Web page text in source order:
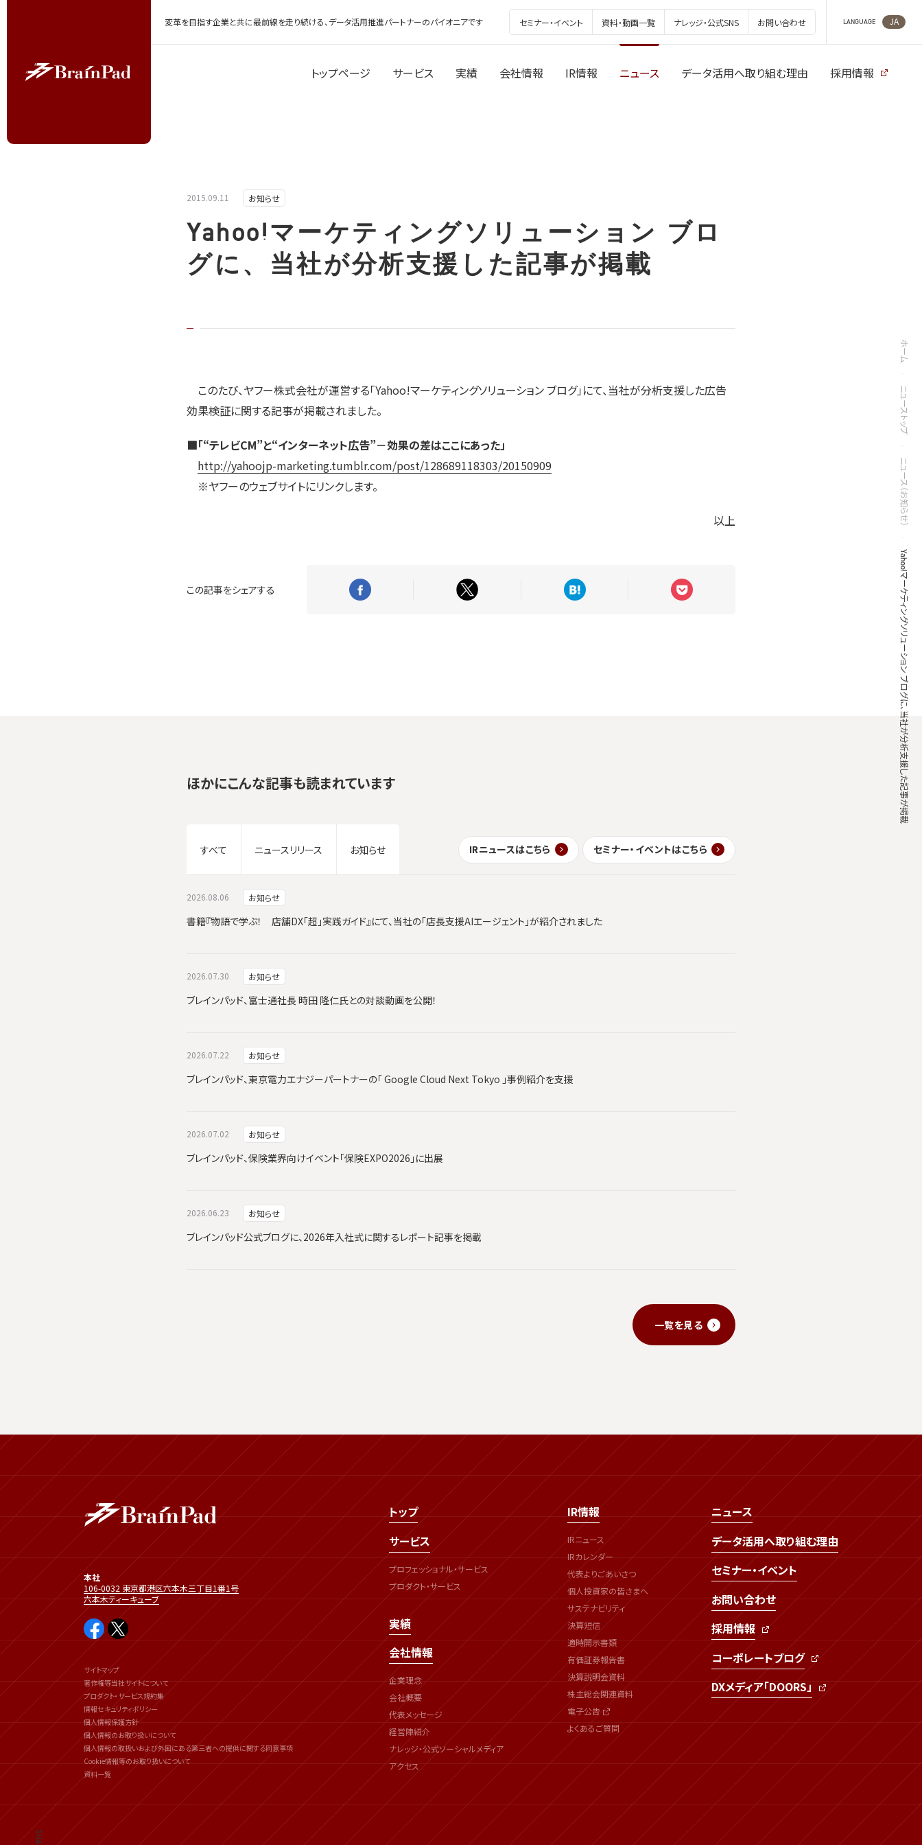
変革を目指す企業と共に最前線を走り続ける、データ活用推進パートナーのパイオニアです セミナー・イベント 資料・動画一覧 ナレッジ・公式SNS お問い合わせ LANGUAGE JA
トップページ サービス 実績 会社情報 IR情報 ニュース データ活用へ取り組む理由 採用情報
2015.09.11 お知らせ
Yahoo!マーケティングソリューション ブロ
グに、当社が分析支援した記事が掲載
ホーム
ニューストップ
ニュース（お知らせ）
Yahoo!マーケティングソリューション ブログに、当社が分析支援した記事が掲載
このたび、ヤフー株式会社が運営する「Yahoo!マーケティングソリューション ブログ」にて、当社が分析支援した広告
効果検証に関する記事が掲載されました。
■「“テレビCM”と“インターネット広告”－効果の差はここにあった」
http://yahoojp-marketing.tumblr.com/post/128689118303/20150909
※ヤフーのウェブサイトにリンクします。
以上
この記事をシェアする
ほかにこんな記事も読まれています
すべて ニュースリリース お知らせ IRニュースはこちら セミナー・イベントはこちら
2026.08.06 お知らせ
書籍『物語で学ぶ！ 店舗DX「超」実践ガイド』にて、当社の「店長支援AIエージェント」が紹介されました
2026.07.30 お知らせ
ブレインパッド、富士通社長 時田 隆仁氏との対談動画を公開！
2026.07.22 お知らせ
ブレインパッド、東京電力エナジーパートナーの「 Google Cloud Next Tokyo 」事例紹介を支援
2026.07.02 お知らせ
ブレインパッド、保険業界向けイベント「保険EXPO2026」に出展
2026.06.23 お知らせ
ブレインパッド公式ブログに、2026年入社式に関するレポート記事を掲載
一覧を見る
トップ
サービス
プロフェッショナル・サービス
プロダクト・サービス
実績
会社情報
企業理念
会社概要
代表メッセージ
経営陣紹介
ナレッジ・公式ソーシャルメディア
アクセス
IR情報
IRニュース
IRカレンダー
代表よりごあいさつ
個人投資家の皆さまへ
サステナビリティ
決算短信
適時開示書類
有価証券報告書
決算説明会資料
株主総会関連資料
電子公告
よくあるご質問
ニュース
データ活用へ取り組む理由
セミナー・イベント
お問い合わせ
採用情報
コーポレートブログ
DXメディア「DOORS」
本社
106-0032 東京都港区六本木三丁目1番1号
六本木ティーキューブ
サイトマップ
著作権等当社サイトについて
プロダクト・サービス規約集
情報セキュリティポリシー
個人情報保護方針
個人情報のお取り扱いについて
個人情報の取扱いおよび外国にある第三者への提供に関する同意事項
Cookie情報等のお取り扱いについて
資料一覧